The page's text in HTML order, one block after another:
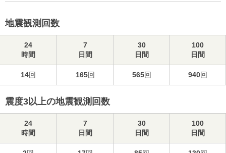
地震観測回数
24
時間
7
日間
30
日間
100
日間
14回 165回 565回 940回
震度3以上の地震観測回数
24
時間
7
日間
30
日間
100
日間